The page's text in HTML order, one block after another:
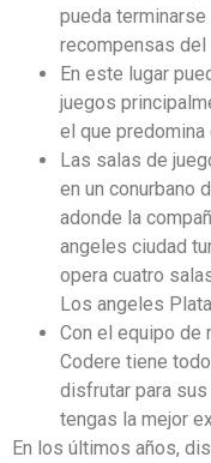
pueda
recompensas del
En este lugar
juegos
el que predomina
Las salas de
en un conurbano
adonde la
angeles ciudad
opera cuatro
Los angeles
Con el equipo de
Codere tiene
disfrutar para
tengas la mejor
En los últimos años,